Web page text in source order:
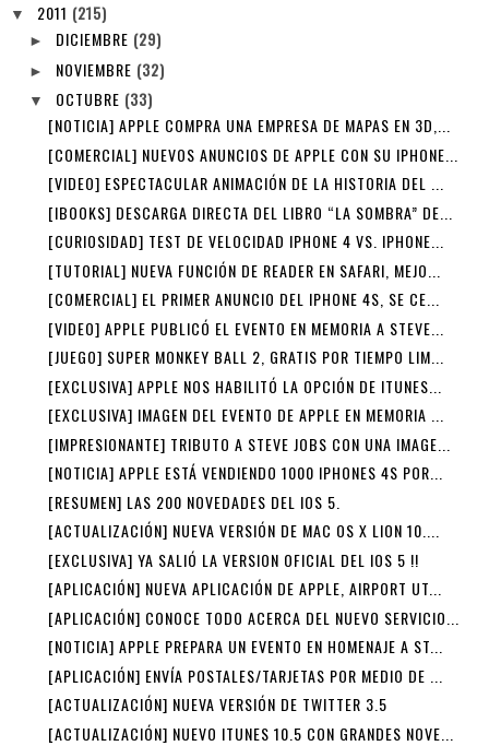
▼ 2011 (215)
► DICIEMBRE (29)
► NOVIEMBRE (32)
▼ OCTUBRE (33)
[NOTICIA] APPLE COMPRA UNA EMPRESA DE MAPAS EN 3D,...
[COMERCIAL] NUEVOS ANUNCIOS DE APPLE CON SU IPHONE...
[VIDEO] ESPECTACULAR ANIMACIÓN DE LA HISTORIA DEL ...
[IBOOKS] DESCARGA DIRECTA DEL LIBRO “LA SOMBRA” DE...
[CURIOSIDAD] TEST DE VELOCIDAD IPHONE 4 VS. IPHONE...
[TUTORIAL] NUEVA FUNCIÓN DE READER EN SAFARI, MEJO...
[COMERCIAL] EL PRIMER ANUNCIO DEL IPHONE 4S, SE CE...
[VIDEO] APPLE PUBLICÓ EL EVENTO EN MEMORIA A STEVE...
[JUEGO] SUPER MONKEY BALL 2, GRATIS POR TIEMPO LIM...
[EXCLUSIVA] APPLE NOS HABILITÓ LA OPCIÓN DE ITUNES...
[EXCLUSIVA] IMAGEN DEL EVENTO DE APPLE EN MEMORIA ...
[IMPRESIONANTE] TRIBUTO A STEVE JOBS CON UNA IMAGE...
[NOTICIA] APPLE ESTÁ VENDIENDO 1000 IPHONES 4S POR...
[RESUMEN] LAS 200 NOVEDADES DEL IOS 5.
[ACTUALIZACIÓN] NUEVA VERSIÓN DE MAC OS X LION 10....
[EXCLUSIVA] YA SALIÓ LA VERSION OFICIAL DEL IOS 5 !!
[APLICACIÓN] NUEVA APLICACIÓN DE APPLE, AIRPORT UT...
[APLICACIÓN] CONOCE TODO ACERCA DEL NUEVO SERVICIO...
[NOTICIA] APPLE PREPARA UN EVENTO EN HOMENAJE A ST...
[APLICACIÓN] ENVÍA POSTALES/TARJETAS POR MEDIO DE ...
[ACTUALIZACIÓN] NUEVA VERSIÓN DE TWITTER 3.5
[ACTUALIZACIÓN] NUEVO ITUNES 10.5 CON GRANDES NOVE...